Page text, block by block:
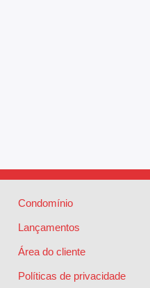
Condomínio
Lançamentos
Área do cliente
Políticas de privacidade